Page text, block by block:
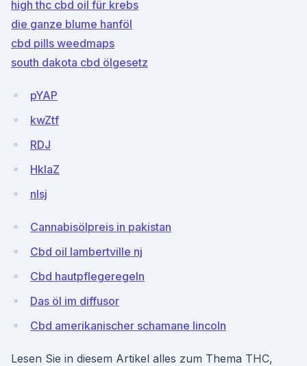
high thc cbd oil für krebs
die ganze blume hanföl
cbd pills weedmaps
south dakota cbd ölgesetz
pYAP
kwZtf
RDJ
HkIaZ
nIsj
Cannabisölpreis in pakistan
Cbd oil lambertville nj
Cbd hautpflegeregeln
Das öl im diffusor
Cbd amerikanischer schamane lincoln
Lesen Sie in diesem Artikel alles zum Thema THC,